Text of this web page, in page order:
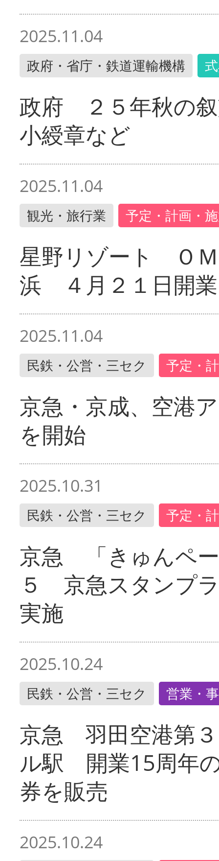
2025.11.04
政府・省庁・鉄道運輸機構
政府 ２５年秋の
小綬章など
2025.11.04
観光・旅行業 予定・計画・
星野リゾート Ｏ
浜 ４月２１日開業
2025.11.04
民鉄・公営・三セク 予定・
京急・京成、空港
を開始
2025.10.31
民鉄・公営・三セク 予定・
京急 「きゅんペ
５ 京急スタンプ
実施
2025.10.24
民鉄・公営・三セク 営業・
京急 羽田空港第
ル駅 開業15周年
券を販売
2025.10.24